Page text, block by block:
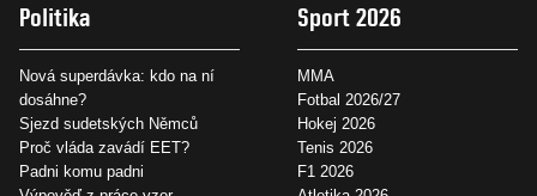
Politika
Nová superdávka: kdo na ní
dosáhne?
Sjezd sudetských Němců
Proč vláda zavádí EET?
Padni komu padni
Sport 2026
MMA
Fotbal 2026/27
Hokej 2026
Tenis 2026
F1 2026